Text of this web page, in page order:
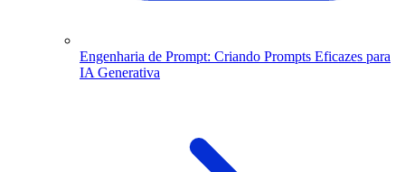
Engenharia de Prompt: Criando Prompts Eficazes para
IA Generativa